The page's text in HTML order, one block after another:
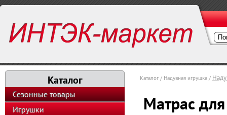
Каталог
Сезонные товары
Игрушки
Каталог / Надувная игрушка /
Матрас